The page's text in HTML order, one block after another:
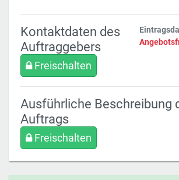
Kontaktdaten des
Auftraggebers
Freischalten
Ausführliche Beschreibung
Auftrags
Freischalten